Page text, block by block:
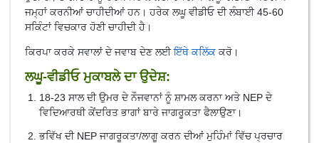
ਜਮ੍ਹਾਂ ਕਰਨੀਆਂ ਚਾਹੀਦੀਆਂ ਹਨ। ਹਰੇਕ ਲਘੂ ਵੀਡੀਓ ਦੀ ਲੰਬਾਈ 45-60
ਸਕਿੰਟਾਂ ਵਿਚਕਾਰ ਹੋਣੀ ਚਾਹੀਦੀ ਹੈ।
ਕਿਰਪਾ ਕਰਕੇ ਸਵਾਲਾਂ ਦੇ ਜਵਾਬ ਦੇਣ ਲਈਇੱਥੇ ਕਲਿੱਕ ਕਰੋ।
ਲਘੂ-ਵੀਡੀਓ ਮੁਕਾਬਲੇ ਦਾ ਉਦੇਸ਼:
18-23 ਸਾਲ ਦੀ ਉਮਰ ਦੇ ਨੌਜਵਾਨਾਂ ਨੂੰ ਸ਼ਾਮਲ ਕਰਨਾ ਅਤੇ NEP ਦੇ
ਵਿਦਿਆਰਥੀ ਕੇਂਦਰਿਤ ਭਾਗਾਂ ਬਾਰੇ ਜਾਗਰੂਕਤਾ ਫੈਲਾਉਣਾ।
ਭਵਿੱਖ ਦੀ NEP ਜਾਗਰੂਕਤਾ/ਲਾਗੂ ਕਰਨ ਦੀਆਂ ਮੁਹਿੰਮਾਂ ਵਿੱਚ ਪ੍ਰਚਾਰ